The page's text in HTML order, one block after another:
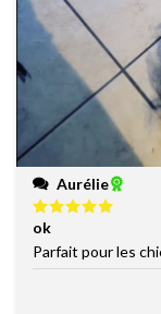
Aurélie
Note
5
ok
Parfait pour les